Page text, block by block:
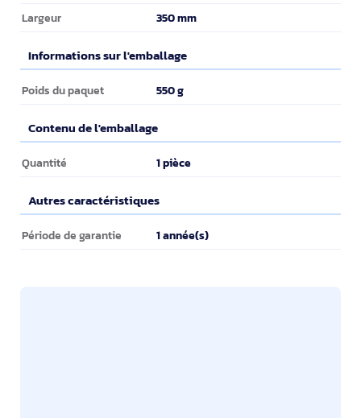
Largeur 350 mm
Informations sur l'emballage
Informations sur l'emballage
Poids du paquet 550 g
Contenu de l'emballage
Contenu de l'emballage
Quantité 1 pièce
Autres caractéristiques
Autres caractéristiques
Période de garantie 1 année(s)